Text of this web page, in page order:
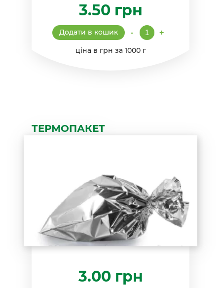
3.50грн
- Термопакет
кількість
+
Додати в кошик
ціна в грн за 1000 г
ТЕРМОПАКЕТ
3.00грн